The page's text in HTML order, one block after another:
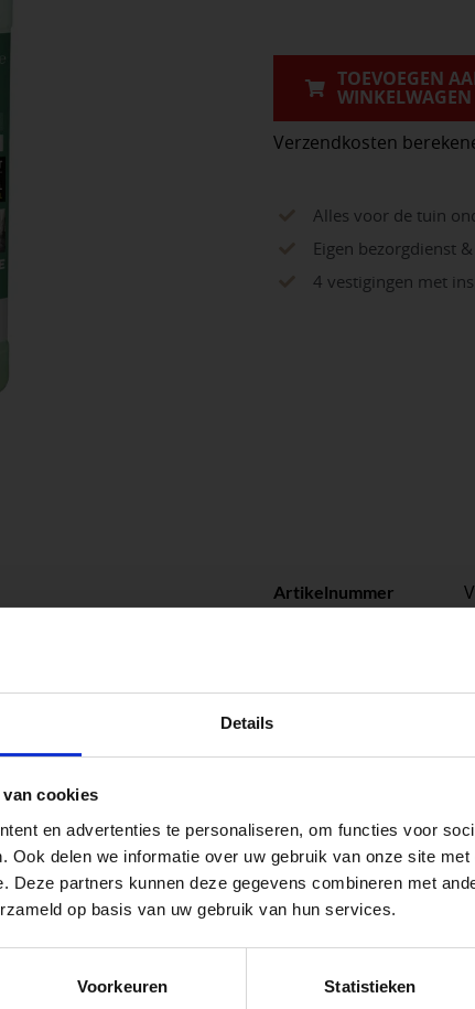
Details
cookies
en advertenties te personaliseren, om functies voor
Ook delen we informatie over uw gebruik van onze site
Deze partners kunnen deze gegevens combineren met
op basis van uw gebruik van hun services.
Voorkeuren Statistieken
l
aantal
TOEVOEGEN
WINKELWAGEN
Verzendkosten
Alles voor de tuin
Eigen bezorgdienst
4 vestigingen met
Artikelnummer
zakelijke klanten op zoek naar tuin- en
producten van topkwaliteit. Lees meer over de
tijdens de
vestigingspagina voor de actuele openingstijden.
Brug
en inspirerende showtuinen helpen we je graag bij